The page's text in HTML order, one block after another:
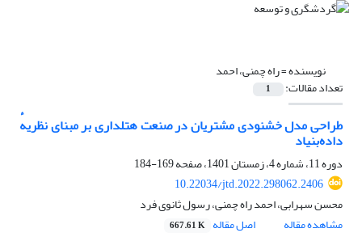
نویسنده =راه چمنی، احمد
تعداد مقالات: 1
طراحی مدل خشنودی مشتریان در صنعت هتلداری بر مبنای نظریهٔ
داده‌بنیاد
دوره 11، شماره 4، زمستان 1401، صفحه
169-184
10.22034/jtd.2022.298062.2406
محسن سهرابی، احمد راه چمنی، رسول ثانوی فرد
مشاهده مقاله
اصل مقاله 667.61 K